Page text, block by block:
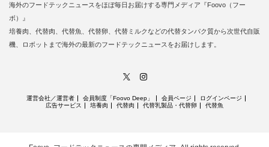
海外のフードテックニュースをほぼ毎日お届けする専門メディア『Foovo（フー
ボ）』
培養肉、代替肉、代替魚、代替卵、代替ミルクなどの代替タンパク質から次世代自販
機、ロボットまで海外の最新のフードテックニュースをお届けします。
運営会社／運営者 会員制度「Foovo Deep」 会員ページ
ログインページ
広告サービス
培養肉 代替肉 代替乳製品・代替卵 代替魚